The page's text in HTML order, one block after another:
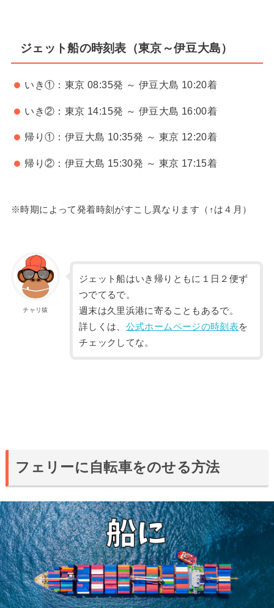
ジェット船の時刻表（東京～伊豆大島）
いき①：東京 08:35発 ～ 伊豆大島 10:20着
いき②：東京 14:15発 ～ 伊豆大島 16:00着
帰り①：伊豆大島 10:35発 ～ 東京 12:20着
帰り②：伊豆大島 15:30発 ～ 東京 17:15着
※時期によって発着時刻がすこし異なります（↑は４月）
チャリ猿
ジェット船はいき帰りともに１日２便ず
つでてるで。
週末は久里浜港に寄ることもあるで。
詳しくは、 公式ホームページの時刻表を
チェックしてな。
フェリーに自転車をのせる方法